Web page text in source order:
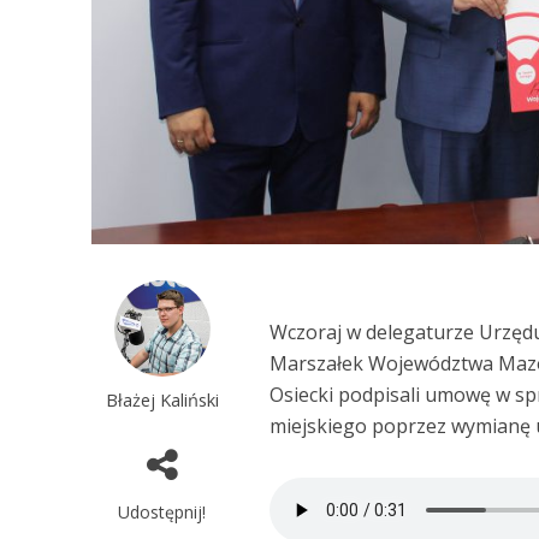
Błażej Kaliński
Udostępnij!
Wczoraj w delegaturze
Marszałek Województwa
Osiecki podpisali umowę w
miejskiego poprzez wymianę